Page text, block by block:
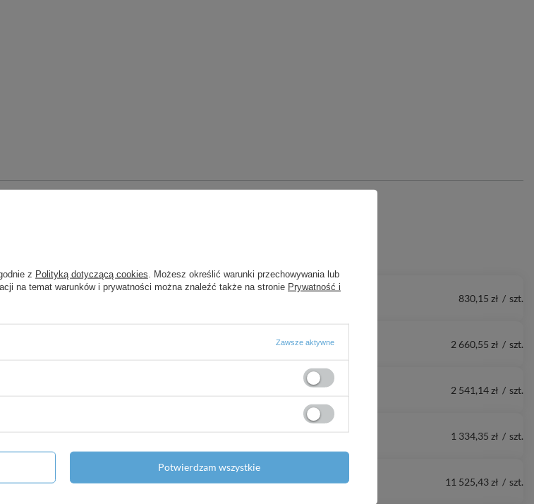
830,15 zł / szt.
2 660,55 zł / szt.
2 541,14 zł / szt.
1 334,35 zł / szt.
11 525,43 zł / szt.
z Polityką dotyczącą cookies . Możesz określić warunki przechowywania lub
na temat warunków i prywatności można znaleźć także na stronie Prywatność i
Zawsze aktywne
Potwierdzam wszystkie